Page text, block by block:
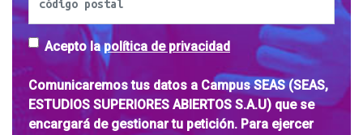
Acepto lapolítica de privacidad
Comunicaremos tus datos a Campus SEAS(SEAS,
ESTUDIOS SUPERIORES ABIERTOS S.A.U) que se
encargará de gestionar tu petición. Para ejercer